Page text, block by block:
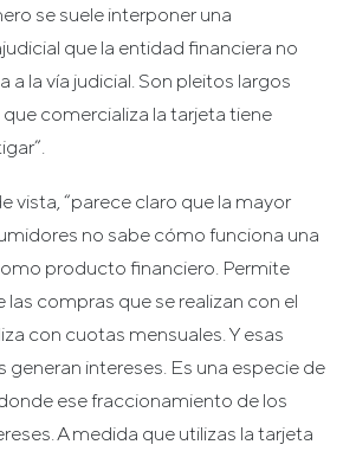
se suele interponer una
que la entidad financiera no
a la vía judicial. Son pleitos largos
comercializa la tarjeta tiene
vista, “parece claro que la mayor
no sabe cómo funciona una
producto financiero. Permite
las compras que se realizan con el
con cuotas mensuales. Y esas
generan intereses. Es una especie de
ese fraccionamiento de los
A medida que utilizas la tarjeta